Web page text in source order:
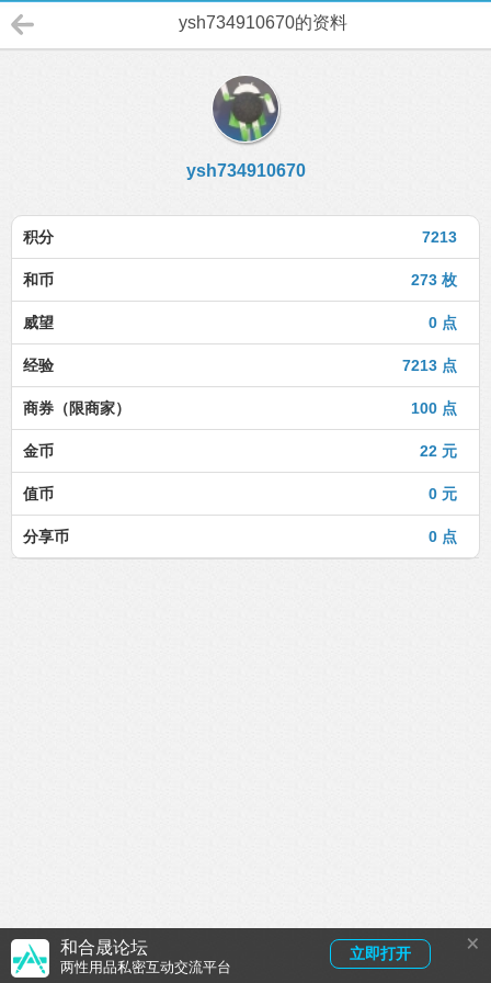
和合晟论坛
两性用品私密互动交流平台
立即打开 ×
ysh734910670的资料
ysh734910670
7213
积分
273 枚
和币
0 点
威望
7213 点
经验
100 点
商券（限商家）
22 元
金币
0 元
值币
0 点
分享币